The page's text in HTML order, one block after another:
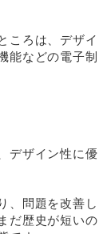
ころは、デザイ
能などの電子制
デザイン性に優
、問題を改善し
だ歴史が短いの